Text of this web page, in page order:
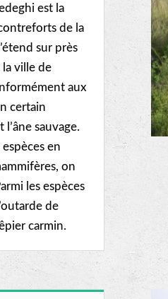
est la
de la
sur près
ville de
aux
certain
sauvage.
en
on
les espèces
de
carmin.